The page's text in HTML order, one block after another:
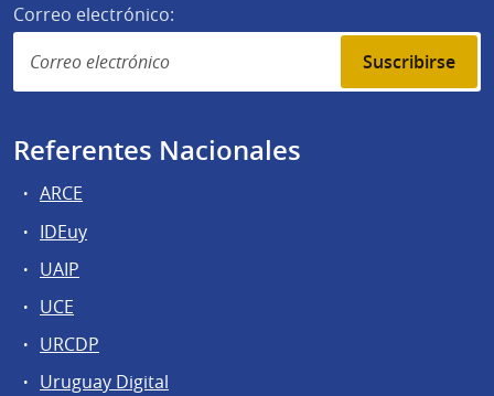
Correo electrónico:
Suscribirse
Referentes Nacionales
ARCE
IDEuy
UAIP
UCE
URCDP
Uruguay Digital